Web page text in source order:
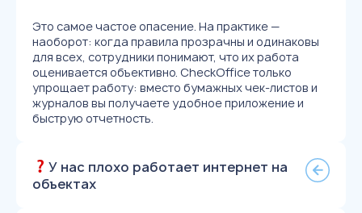
Это самое частое опасение. На практике —
наоборот: когда правила прозрачны и одинаковы
для всех, сотрудники понимают, что их работа
оценивается объективно. CheckOffice только
упрощает работу: вместо бумажных чек-листов и
журналов вы получаете удобное приложение и
быструю отчетность.
У нас плохо работает интернет на
объектах